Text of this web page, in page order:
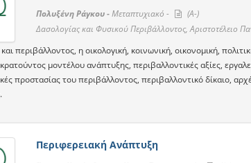
Πολυξένη Ράγκου -Μεταπτυχιακό -
(A-)
Δασολογίας και Φυσικού Περιβάλλοντος, Αριστοτέλειο
περιβάλλοντος, η οικολογική, κοινωνική, οικονομική,
μοντέλου ανάπτυξης, περιβαλλοντικές αξίες,
προστασίας του περιβάλλοντος, περιβαλλοντικό δίκαιο,
Περιφερειακή Ανάπτυξη